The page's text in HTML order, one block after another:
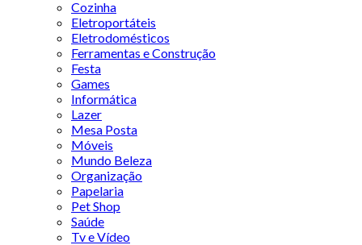
Cozinha
Eletroportáteis
Eletrodomésticos
Ferramentas e Construção
Festa
Games
Informática
Lazer
Mesa Posta
Móveis
Mundo Beleza
Organização
Papelaria
Pet Shop
Saúde
Tv e Vídeo